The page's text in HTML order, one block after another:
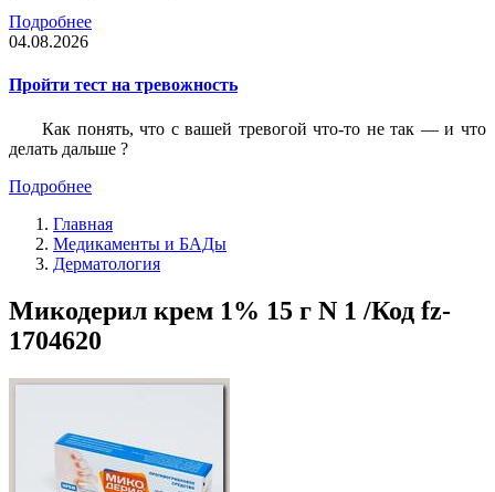
Подробнее
04.08.2026
Пройти тест на тревожность
Как понять, что с вашей тревогой что-то не так — и что
делать дальше ?
Подробнее
Главная
Медикаменты и БАДы
Дерматология
Микодерил крем 1% 15 г N 1 /Код fz-
1704620